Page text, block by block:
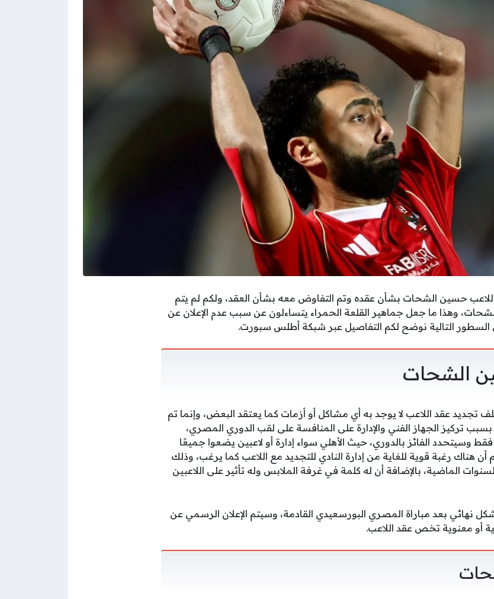
حسين الشحات بشأن عقده وتم التفاوض معه بشأن العقد، ولكم لم يتم
وهذا ما جعل جماهير القلعة الحمراء يتساءلون عن سبب عدم الإعلان عن
السطور التالية نوضح لكم التفاصيل عبر شبكة أطلس سبورت.
الشحات
تجديد عقد اللاعب لا يوجد به أي مشاكل أو أزمات كما يعتقد البعض، وإنما تم
بسبب تركيز الجهاز الفني والإدارة على المنافسة على لقب الدوري المصري،
وسيتحدد الفائز بالدوري، حيث الأهلي سواء إدارة أو لاعبين يضعوا جميعًا
هناك رغبة قوية للغاية من إدارة النادي للتجديد مع اللاعب كما يرغب، وذلك
الماضية، بالإضافة أن له كلمة في غرفة الملابس وله تأثير على اللاعبين
نهائي بعد مباراة المصري البورسعيدي القادمة، وسيتم الإعلان الرسمي عن
أو معنوية تخص عقد اللاعب.